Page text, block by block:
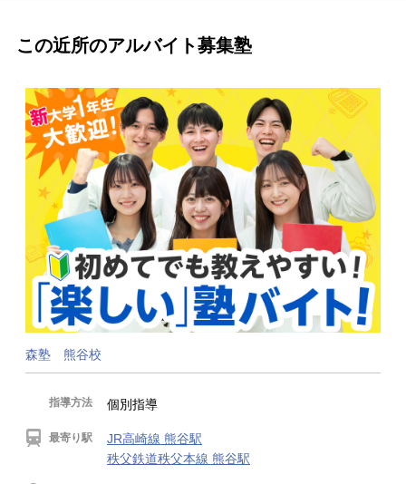
この近所のアルバイト募集塾
森塾 熊谷校
指導方法 個別指導
最寄り駅
JR高崎線 熊谷駅
秩父鉄道秩父本線 熊谷駅